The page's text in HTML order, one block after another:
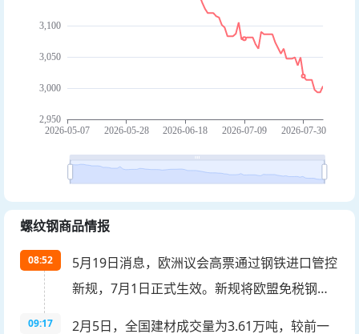
螺纹钢商品情报
08:52
5月19日消息，欧洲议会高票通过钢铁进口管控
新规，7月1日正式生效。新规将欧盟免税钢铁
09:17
2月5日，全国建材成交量为3.61万吨，较前一